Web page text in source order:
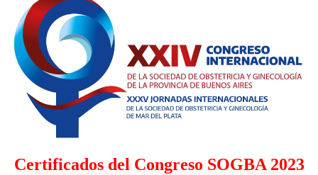
Certificados del Congreso SOGBA 2023